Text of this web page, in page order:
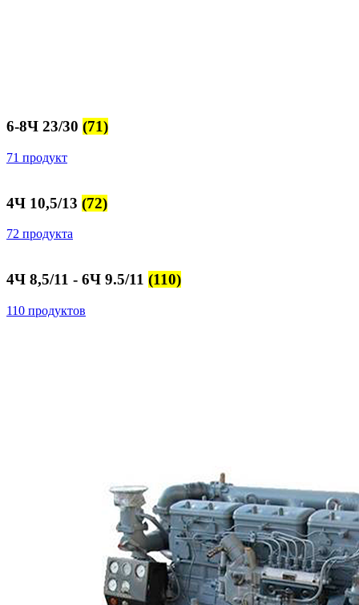
6-8Ч 23/30 (71)
71 продукт
4Ч 10,5/13 (72)
72 продукта
4Ч 8,5/11 - 6Ч 9.5/11 (110)
110 продуктов